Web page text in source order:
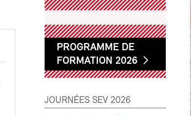
PROGRAMME DE
FORMATION 2026
JOURNÉES SEV 2026